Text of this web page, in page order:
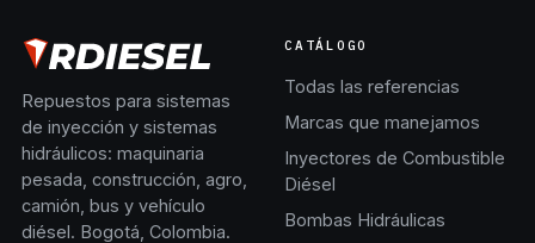
Repuestos para sistemas
de inyección y sistemas
hidráulicos: maquinaria
pesada, construcción, agro,
camión, bus y vehículo
diésel. Bogotá, Colombia.
CATÁLOGO
Todas las referencias
Marcas que manejamos
Inyectores de Combustible
Diésel
Bombas Hidráulicas